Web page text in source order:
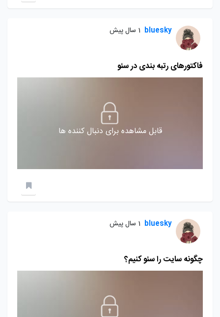
bluesky 1 سال پیش
فاکتورهای رتبه بندی در سئو
قابل مشاهده برای دنبال کننده ها
bluesky 1 سال پیش
چگونه سایت را سئو کنیم؟